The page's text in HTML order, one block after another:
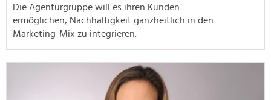
Die Agenturgruppe will es ihren Kunden
ermöglichen, Nachhaltigkeit ganzheitlich in den
Marketing-Mix zu integrieren.